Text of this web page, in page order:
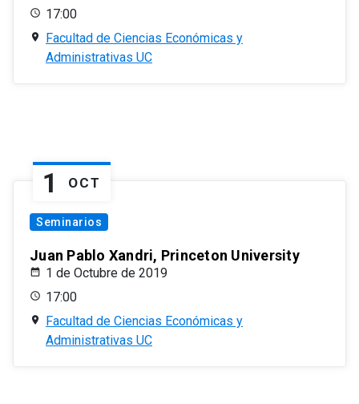
17:00
Facultad de Ciencias Económicas y
Administrativas UC
1 OCT
Seminarios
Juan Pablo Xandri, Princeton University
1 de Octubre de 2019
17:00
Facultad de Ciencias Económicas y
Administrativas UC